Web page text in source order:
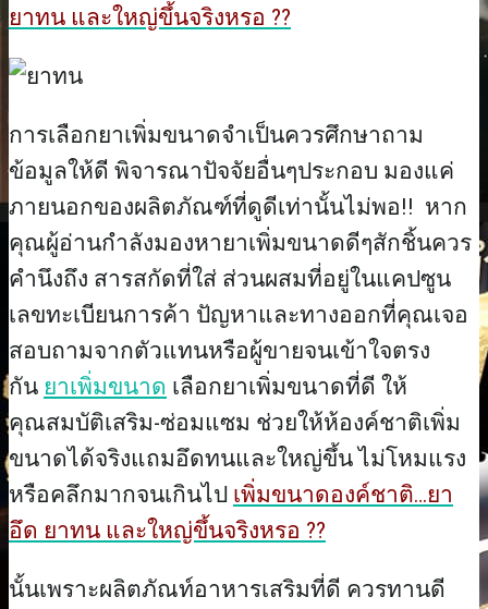
ยาทน และใหญ่ขึ้นจริงหรอ ??
การเลือกยาเพิ่มขนาดจำเป็นควรศึกษาถาม
ข้อมูลให้ดี พิจารณาปัจจัยอื่นๆประกอบ มองแค่
ภายนอกของผลิตภัณฑ์ที่ดูดีเท่านั้นไม่พอ!! หาก
คุณผู้อ่านกำลังมองหายาเพิ่มขนาดดีๆสักชิ้นควร
คำนึงถึง สารสกัดที่ใส่ ส่วนผสมที่อยู่ในแคปซูน
เลขทะเบียนการค้า ปัญหาและทางออกที่คุณเจอ
สอบถามจากตัวแทนหรือผู้ขายจนเข้าใจตรง
กัน ยาเพิ่มขนาด เลือกยาเพิ่มขนาดที่ดี ให้
คุณสมบัติเสริม-ซ่อมแซม ช่วยให้ห้องค์ชาติเพิ่ม
ขนาดได้จริงแถมอึดทนและใหญ่ขึ้น ไม่โหมแรง
หรือคลึกมากจนเกินไป เพิ่มขนาดองค์ชาติ…ยา
อึด ยาทน และใหญ่ขึ้นจริงหรอ ??
นั้นเพราะผลิตภัณท์อาหารเสริมที่ดี ควรทานดี